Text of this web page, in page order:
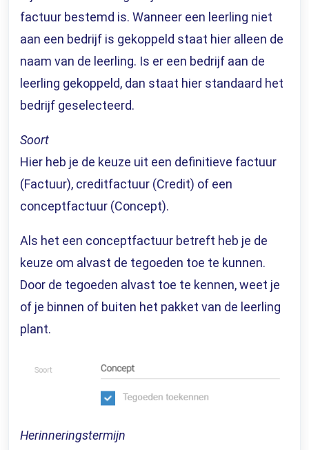
factuur bestemd is. Wanneer een leerling niet
aan een bedrijf is gekoppeld staat hier alleen de
naam van de leerling. Is er een bedrijf aan de
leerling gekoppeld, dan staat hier standaard het
bedrijf geselecteerd.
Soort
Hier heb je de keuze uit een definitieve factuur
(Factuur), creditfactuur (Credit) of een
conceptfactuur (Concept).
Als het een conceptfactuur betreft heb je de
keuze om alvast de tegoeden toe te kunnen.
Door de tegoeden alvast toe te kennen, weet je
of je binnen of buiten het pakket van de leerling
plant.
Herinneringstermijn